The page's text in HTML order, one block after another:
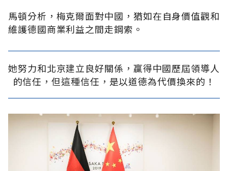
馬頓分析，梅克爾面對中國，猶如在自身價值觀和
維護德國商業利益之間走鋼索。
她努力和北京建立良好關係，贏得中國歷屆領導人
的信任，但這種信任，是以道德為代價換來的！